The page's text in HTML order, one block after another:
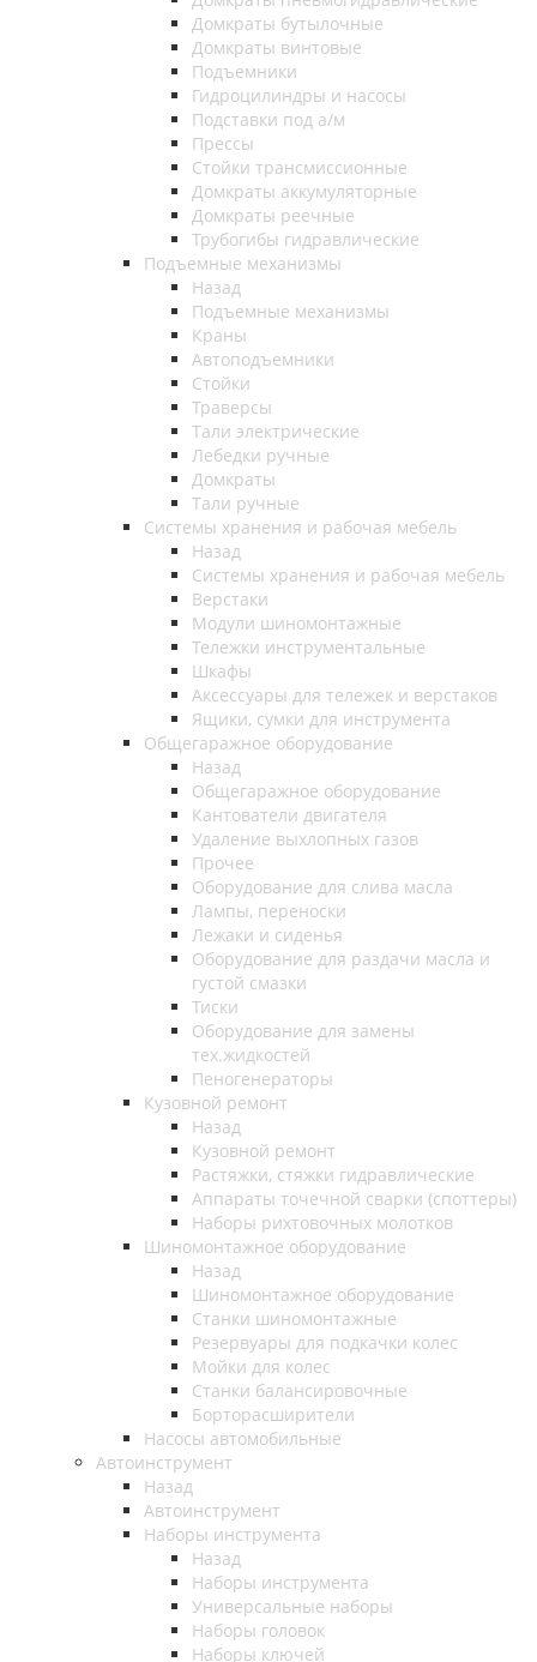
Домкраты бутылочные
Домкраты винтовые
Подъемники
Гидроцилиндры и насосы
Подставки под а/м
Прессы
Стойки трансмиссионные
Домкраты аккумуляторные
Домкраты реечные
Трубогибы гидравлические
Подъемные механизмы
Назад
Подъемные механизмы
Краны
Автоподъемники
Стойки
Траверсы
Тали электрические
Лебедки ручные
Домкраты
Тали ручные
Системы хранения и рабочая мебель
Назад
Системы хранения и рабочая мебель
Верстаки
Модули шиномонтажные
Тележки инструментальные
Шкафы
Аксессуары для тележек и верстаков
Ящики, сумки для инструмента
Общегаражное оборудование
Назад
Общегаражное оборудование
Кантователи двигателя
Удаление выхлопных газов
Прочее
Оборудование для слива масла
Лампы, переноски
Лежаки и сиденья
Оборудование для раздачи масла и
густой смазки
Тиски
Оборудование для замены
тех.жидкостей
Пеногенераторы
Кузовной ремонт
Назад
Кузовной ремонт
Растяжки, стяжки гидравлические
Аппараты точечной сварки (споттеры)
Наборы рихтовочных молотков
Шиномонтажное оборудование
Назад
Шиномонтажное оборудование
Станки шиномонтажные
Резервуары для подкачки колес
Мойки для колес
Станки балансировочные
Борторасширители
Насосы автомобильные
Автоинструмент
Назад
Автоинструмент
Наборы инструмента
Назад
Наборы инструмента
Универсальные наборы
Наборы головок
Наборы ключей